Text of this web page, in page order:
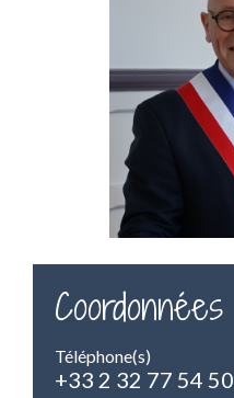
Coordonnées
Téléphone(s)
+33 2 32 77 54 50